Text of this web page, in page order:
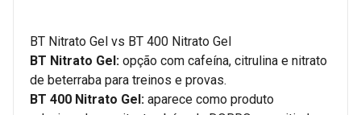
BT Nitrato Gel vs BT 400 Nitrato Gel
BT Nitrato Gel: opção com cafeína, citrulina e nitrato
de beterraba para treinos e provas.
BT 400 Nitrato Gel: aparece como produto